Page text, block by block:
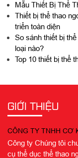
Mẫu Thiết Bị Thể
Thiết bị thể thao
triển toàn diện
So sánh thiết bị
loại nào?
Top 10 thiết bị thể
GIỚI THIỆU
CÔNG TY TNHH CƠ
Công ty Chúng tôi
cụ thể dục thể thao